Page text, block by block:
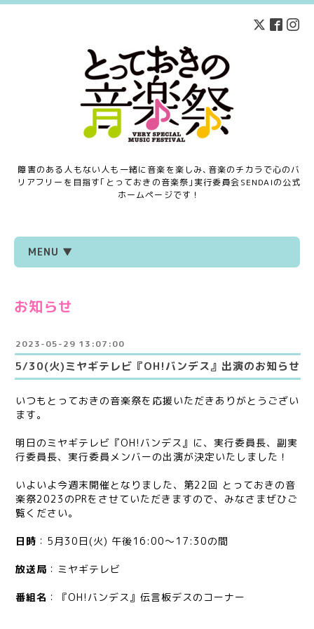
障害のある人もない人も一緒に音楽を楽しみ､音楽のチカラで心のバ
リアフリーを目指す｢とっておきの音楽祭｣実行委員会SENDAIの公式
ホームページです！
MENU ▼
お知らせ
2023-05-29 13:07:00
5/30(火)ミヤギテレビ『OH!バンデス』出演のお知らせ
いつもとっておきの音楽祭を応援いただきありがとうござい
ます。
明日のミヤギテレビ『OH!バンデス』に、実行委員長、副実
行委員長、実行委員メンバーの出演が決定いたしました！
いよいよ今週末開催となりました、第22回 とっておきの音
楽祭2023のPRをさせていただきますので、みなさまぜひご
覧ください。
日時 ：5月30日(火) 午後16:00～17:30の間
放送局 ：ミヤギテレビ
番組名 ：『OH!バンデス』伝言板デスのコーナー